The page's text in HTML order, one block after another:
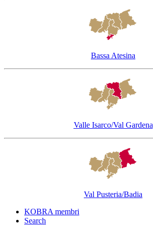
Bassa Atesina
Valle Isarco/Val Gardena
Val Pusteria/Badia
KOBRA membri
Search